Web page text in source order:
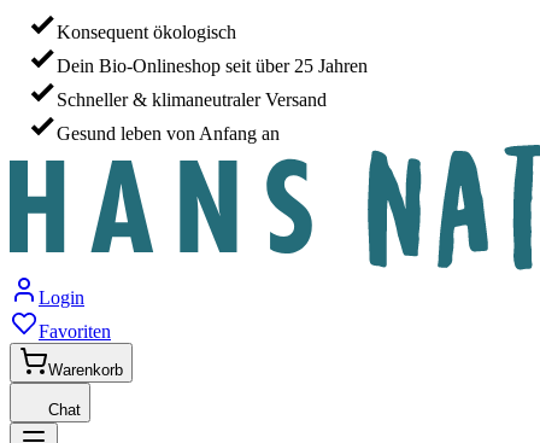
Konsequent ökologisch
Dein Bio-Onlineshop seit über 25 Jahren
Schneller & klimaneutraler Versand
Gesund leben von Anfang an
Login
Favoriten
Warenkorb
Chat